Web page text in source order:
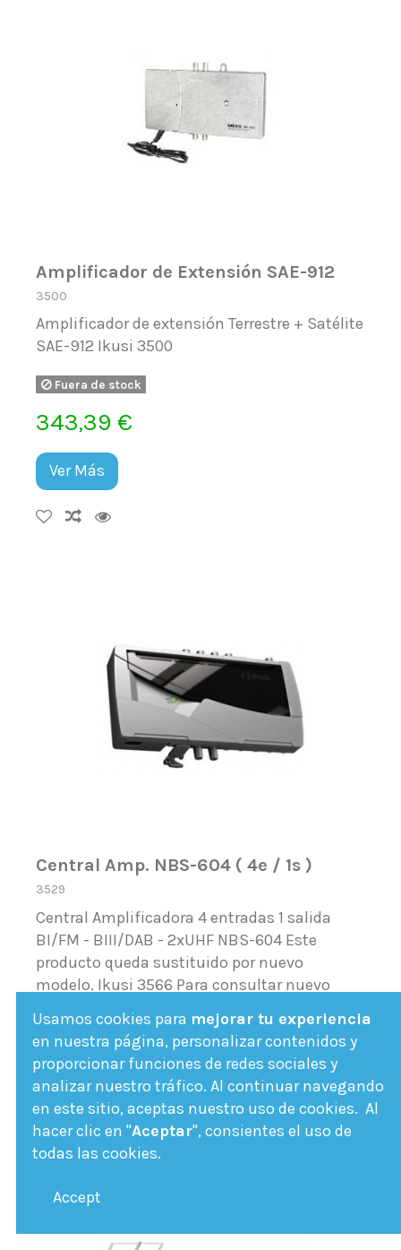
Amplificador de Extensión SAE-912
3500
Amplificador de extensión Terrestre + Satélite
SAE-912 Ikusi 3500
Fuera de stock
343,39 €
Ver Más
Central Amp. NBS-604 ( 4e / 1s )
3529
Central Amplificadora 4 entradas 1 salida
BI/FM - BIII/DAB - 2xUHF NBS-604 Este
producto queda sustituido por nuevo
modelo. Ikusi 3566 Para consultar nuevo
Ver Más
Usamos cookies para mejorar tu experiencia
en nuestra página, personalizar contenidos y
proporcionar funciones de redes sociales y
analizar nuestro tráfico. Al continuar navegando
en este sitio, aceptas nuestro uso de cookies. Al
hacer clic en "Aceptar", consientes el uso de
todas las cookies.
Accept